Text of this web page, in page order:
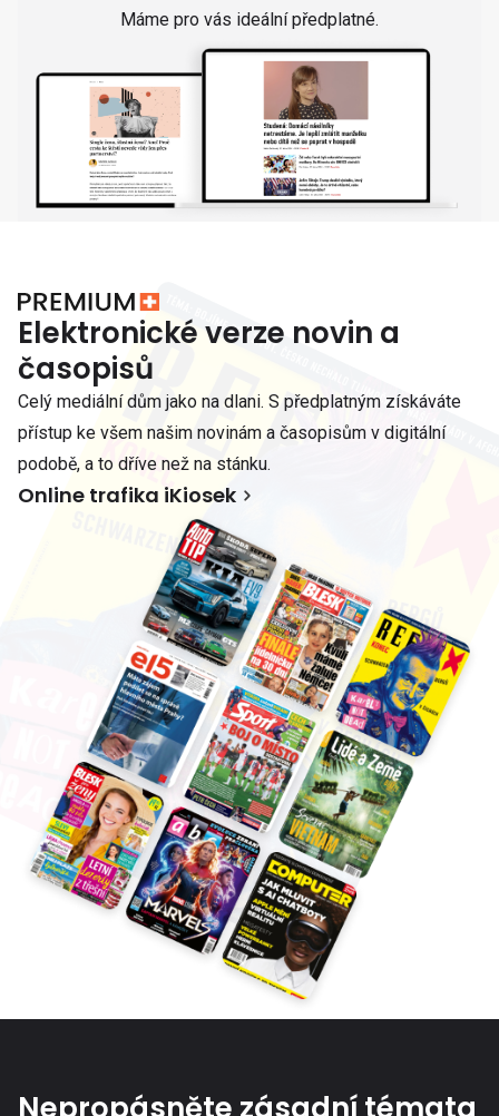
Máme pro vás ideální předplatné.
Elektronické verze novin a
časopisů
Celý mediální dům jako na dlani. S předplatným získáváte
přístup ke všem našim novinám a časopisům v digitální
podobě, a to dříve než na stánku.
Online trafika iKiosek